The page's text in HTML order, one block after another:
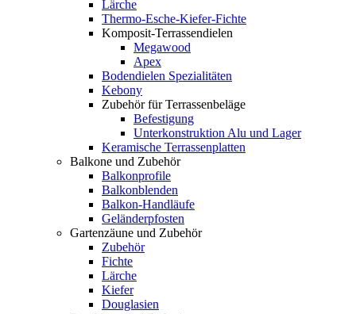
Lärche
Thermo-Esche-Kiefer-Fichte
Komposit-Terrassendielen
Megawood
Apex
Bodendielen Spezialitäten
Kebony
Zubehör für Terrassenbeläge
Befestigung
Unterkonstruktion Alu und Lager
Keramische Terrassenplatten
Balkone und Zubehör
Balkonprofile
Balkonblenden
Balkon-Handläufe
Geländerpfosten
Gartenzäune und Zubehör
Zubehör
Fichte
Lärche
Kiefer
Douglasien